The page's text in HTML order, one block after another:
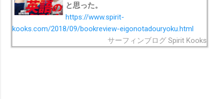
と思った。
https://www.spirit-
kooks.com/2018/09/bookreview-eigonotadouryoku.html
サーフィンブログ Spirit Kooks